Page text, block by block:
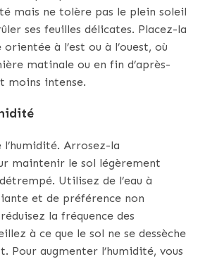
mais ne tolère pas le plein soleil
ses feuilles délicates. Placez-la
orientée à l’est ou à l’ouest, où
matinale ou en fin d’après-
moins intense.
Arrosez-la
maintenir le sol légèrement
Utilisez de l’eau à
et de préférence non
la fréquence des
à ce que le sol ne se dessèche
Pour augmenter l’humidité, vous